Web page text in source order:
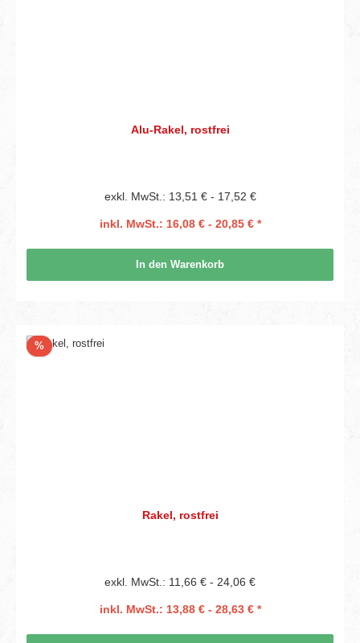
Alu-Rakel, rostfrei
exkl. MwSt.: 13,51 € - 17,52 €
inkl. MwSt.: 16,08 € - 20,85 € *
In den Warenkorb
%Rabatt
Rakel, rostfrei
exkl. MwSt.: 11,66 € - 24,06 €
inkl. MwSt.: 13,88 € - 28,63 € *